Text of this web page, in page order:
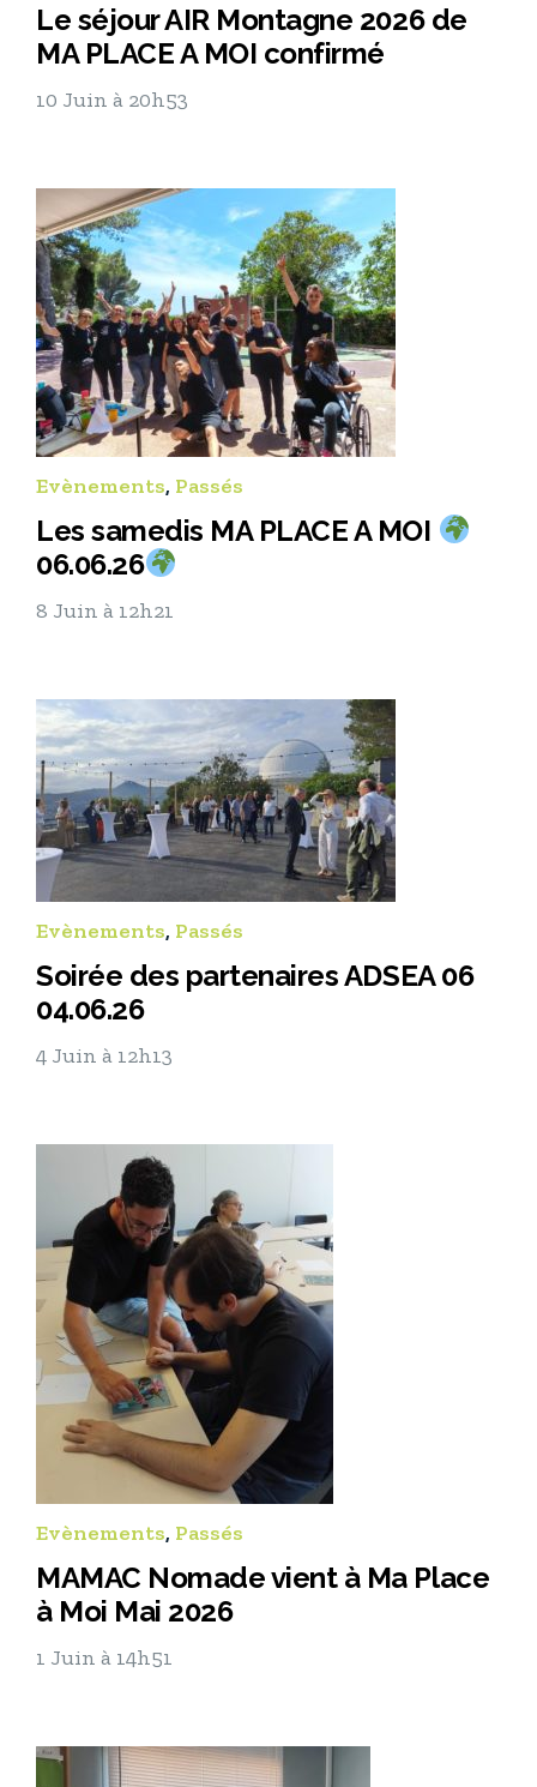
Le séjour AIR Montagne 2026 de
MA PLACE A MOI confirmé
10 Juin à 20h53
Evènements, Passés
Les samedis MA PLACE A MOI
06.06.26
8 Juin à 12h21
Evènements, Passés
Soirée des partenaires ADSEA 06
04.06.26
4 Juin à 12h13
Evènements, Passés
MAMAC Nomade vient à Ma Place
à Moi Mai 2026
1 Juin à 14h51